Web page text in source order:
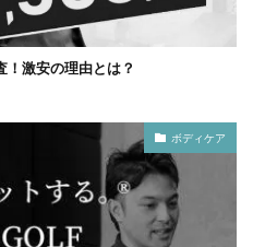
！激安の理由とは？
ボディケア